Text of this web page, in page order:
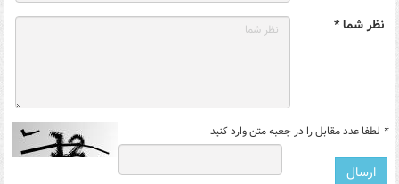
نظر شما *
* لطفا عدد مقابل را در جعبه متن وارد کنید